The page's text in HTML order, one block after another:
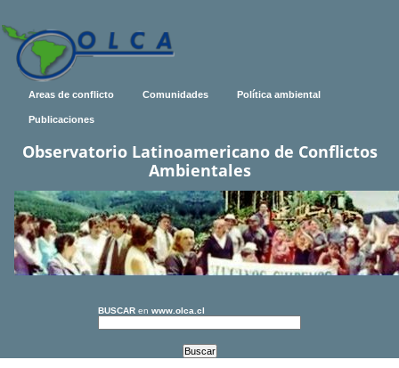
Areas de conflicto Comunidades Política ambiental
Publicaciones
Observatorio Latinoamericano de Conflictos
Ambientales
BUSCAR en www.olca.cl